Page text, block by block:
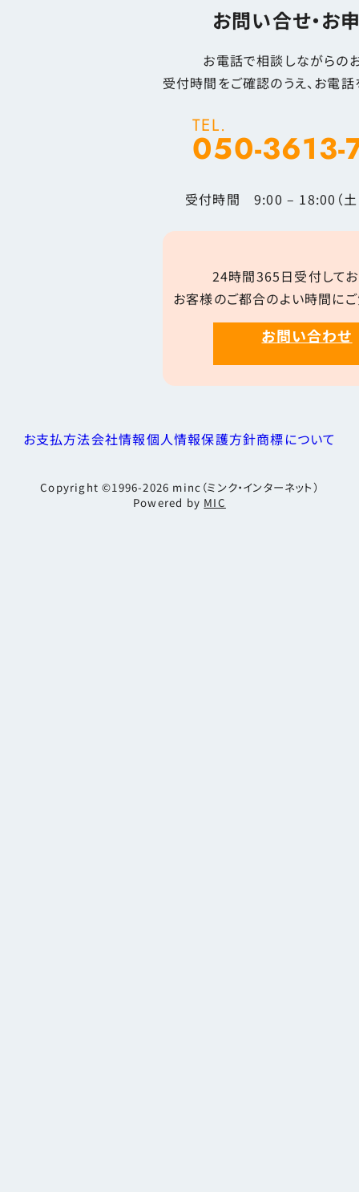
お問い合せ・お
お電話で相談しながらの
受付時間をご確認のうえ、お電話
TEL.
050-3613-
受付時間 9:00 – 18:00（土
24時間365日受付してお
お客様のご都合のよい時間にご
お問い合わせ
お支払方法会社情報個人情報保護方針商標について
Copyright ©1996-2026 minc（ミンク・インターネット）
Powered by MIC